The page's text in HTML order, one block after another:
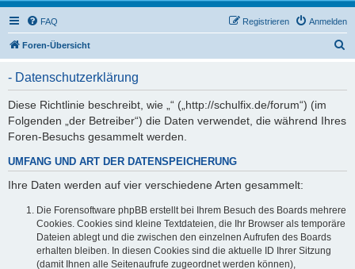
FAQ Anmelden
Registrieren
Foren-Übersicht
- Datenschutzerklärung
Diese Richtlinie beschreibt, wie „“ („http://schulfix.de/forum“) (im
Folgenden „der Betreiber“) die Daten verwendet, die während Ihres
Foren-Besuchs gesammelt werden.
UMFANG UND ART DER DATENSPEICHERUNG
Ihre Daten werden auf vier verschiedene Arten gesammelt:
Die Forensoftware phpBB erstellt bei Ihrem Besuch des Boards mehrere
Cookies. Cookies sind kleine Textdateien, die Ihr Browser als temporäre
Dateien ablegt und die zwischen den einzelnen Aufrufen des Boards
erhalten bleiben. In diesen Cookies sind die aktuelle ID Ihrer Sitzung
(damit Ihnen alle Seitenaufrufe zugeordnet werden können),